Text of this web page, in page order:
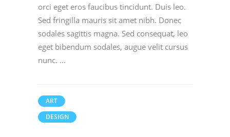
orci eget eros faucibus tincidunt. Duis leo.
Sed fringilla mauris sit amet nibh. Donec
sodales sagittis magna. Sed consequat, leo
eget bibendum sodales, augue velit cursus
nunc.
ART
DESIGN